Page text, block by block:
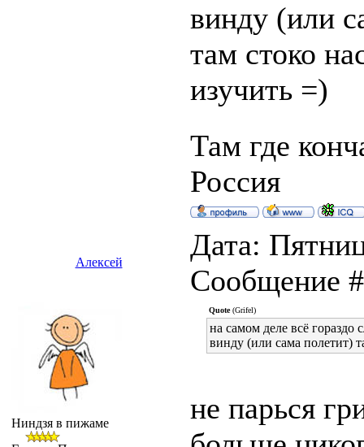
винду (или
там стоко
изучить =)
Там где
Россия
Алексей
Дата:
Сообщение
Ниндзя в пижаме
Quote(Grifel)
на самом деле всё гораздо
винду (или сама полетит)
не парься